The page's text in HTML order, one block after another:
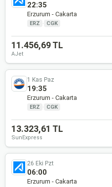
22:35
Erzurum - Cakarta
ERZ · CGK
11.456,69 TL
AJet
1 Kas Paz
19:35
Erzurum - Cakarta
ERZ · CGK
13.323,61 TL
SunExpress
26 Eki Pzt
06:00
Erzurum - Cakarta